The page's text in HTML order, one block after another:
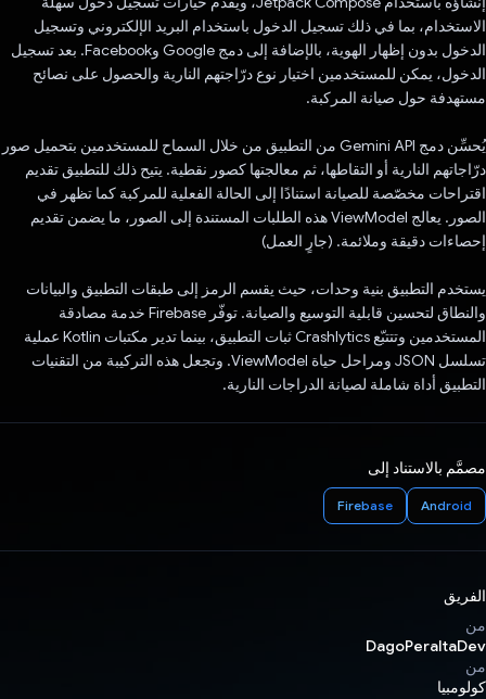
الاستخدام، بما في ذلك تسجيل الدخول باستخدام البريد الإلكتروني وتسجيل
الدخول بدون إظهار الهوية، بالإضافة إلى دمج Google وFacebook. بعد تسجيل
الدخول، يمكن للمستخدمين اختيار نوع درّاجتهم النارية والحصول على نصائح
مستهدفة حول صيانة المركبة.
يُحسِّن دمج Gemini API من التطبيق من خلال السماح للمستخدمين بتحميل صور
درّاجاتهم النارية أو التقاطها، ثم معالجتها كصور نقطية. يتيح ذلك للتطبيق تقديم
اقتراحات مخصّصة للصيانة استنادًا إلى الحالة الفعلية للمركبة كما تظهر في
الصور. يعالج ViewModel هذه الطلبات المستندة إلى الصور، ما يضمن تقديم
إحصاءات دقيقة وملائمة. (جارٍ العمل)
يستخدم التطبيق بنية وحدات، حيث يقسم الرمز إلى طبقات التطبيق والبيانات
والنطاق لتحسين قابلية التوسيع والصيانة. توفّر Firebase خدمة مصادقة
المستخدمين وتتتبّع Crashlytics ثبات التطبيق، بينما تدير مكتبات Kotlin عملية
تسلسل JSON ومراحل حياة ViewModel. وتجعل هذه التركيبة من التقنيات
التطبيق أداة شاملة لصيانة الدراجات النارية.
مصمَّم بالاستناد إلى
Android
Firebase
الفريق
من
DagoPeraltaDev
من
كولومبيا